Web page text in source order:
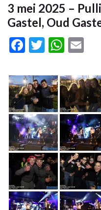
3 mei 2025 –
Gastel, Oud
Facebook
Twitter